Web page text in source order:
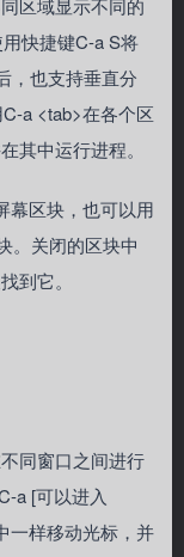
区域显示不同的
快捷键C-a S将
，也支持垂直分
a <tab>在各个区
其中运行进程。
幕区块，也可以用
。关闭的区块中
到它。
同窗口之间进行
a [可以进入
一样移动光标，并